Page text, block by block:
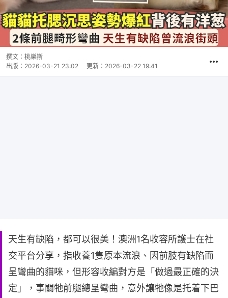
撰文： 桃樂斯
出版： 2026-03-21 23:02 更新： 2026-03-22 19:41
天生有缺陷，都可以很美！澳洲1名收容所護士在社
交平台分享，指收養1隻原本流浪、因前肢有缺陷而
呈彎曲的貓咪，但形容收編對方是「做過最正確的決
定」，事關牠前腿總呈彎曲，意外讓牠像是托着下巴